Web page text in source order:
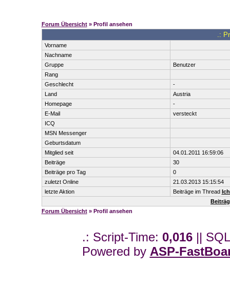
Forum Übersicht» Profil ansehen
.:
Vorname
Nachname
Gruppe
Benutzer
Rang
Geschlecht
-
Land
Austria
Homepage
-
E-Mail
versteckt
ICQ
MSN Messenger
Geburtsdatum
Mitglied seit
04.01.2011 16:59:06
Beiträge
30
Beiträge pro Tag
0
zuletzt Online
21.03.2013 15:15:54
letzte Aktion
Beiträge im Thread
Forum Übersicht» Profil ansehen
.: Script-Time: 0,016||
Powered by ASP-